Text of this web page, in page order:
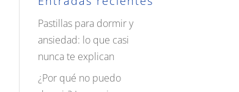
Pastillas para dormir y
ansiedad: lo que casi
nunca te explican
¿Por qué no puedo